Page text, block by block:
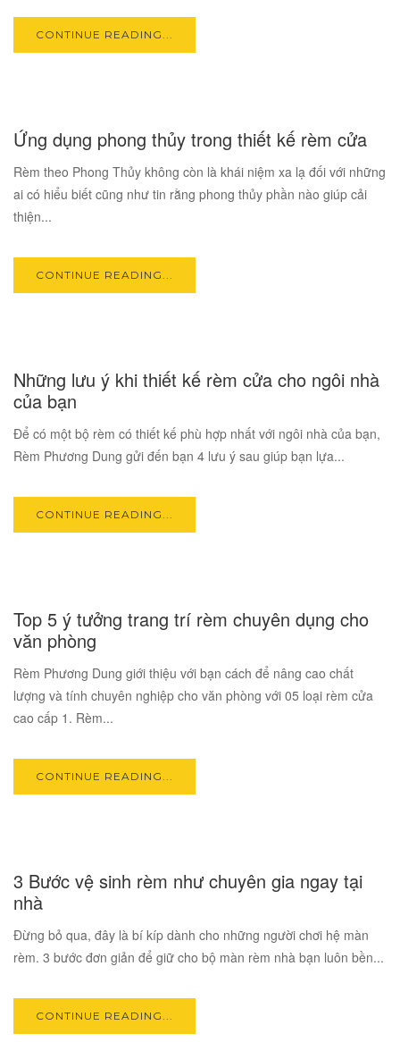
CONTINUE READING...
NOV
Ứng dụng phong thủy trong thiết kế rèm cửa
Rèm theo Phong Thủy không còn là khái niệm xa lạ đối với những
ai có hiểu biết cũng như tin rằng phong thủy phần nào giúp cải
thiện...
CONTINUE READING...
OCT
Những lưu ý khi thiết kế rèm cửa cho ngôi nhà
của bạn
Để có một bộ rèm có thiết kế phù hợp nhất với ngôi nhà của bạn,
Rèm Phương Dung gửi đến bạn 4 lưu ý sau giúp bạn lựa...
CONTINUE READING...
OCT
Top 5 ý tưởng trang trí rèm chuyên dụng cho
văn phòng
Rèm Phương Dung giới thiệu với bạn cách để nâng cao chất
lượng và tính chuyên nghiệp cho văn phòng với 05 loại rèm cửa
cao cấp 1. Rèm...
CONTINUE READING...
OCT
3 Bước vệ sinh rèm như chuyên gia ngay tại
nhà
Đừng bỏ qua, đây là bí kíp dành cho những người chơi hệ màn
rèm. 3 bước đơn giản để giữ cho bộ màn rèm nhà bạn luôn bền...
CONTINUE READING...